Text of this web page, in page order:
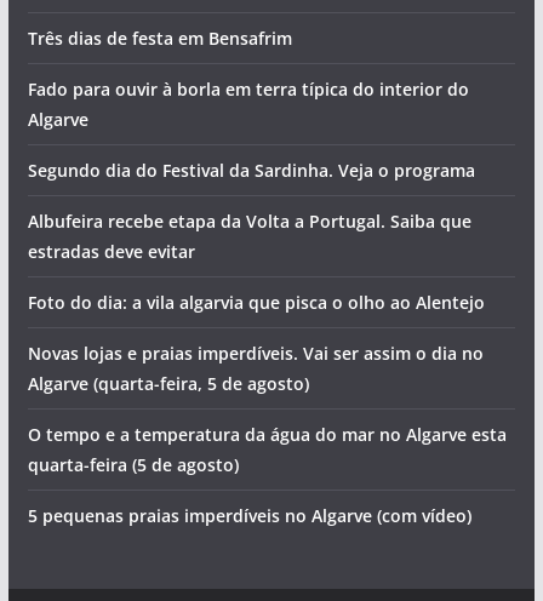
Três dias de festa em Bensafrim
Fado para ouvir à borla em terra típica do interior do
Algarve
Segundo dia do Festival da Sardinha. Veja o programa
Albufeira recebe etapa da Volta a Portugal. Saiba que
estradas deve evitar
Foto do dia: a vila algarvia que pisca o olho ao Alentejo
Novas lojas e praias imperdíveis. Vai ser assim o dia no
Algarve (quarta-feira, 5 de agosto)
O tempo e a temperatura da água do mar no Algarve esta
quarta-feira (5 de agosto)
5 pequenas praias imperdíveis no Algarve (com vídeo)